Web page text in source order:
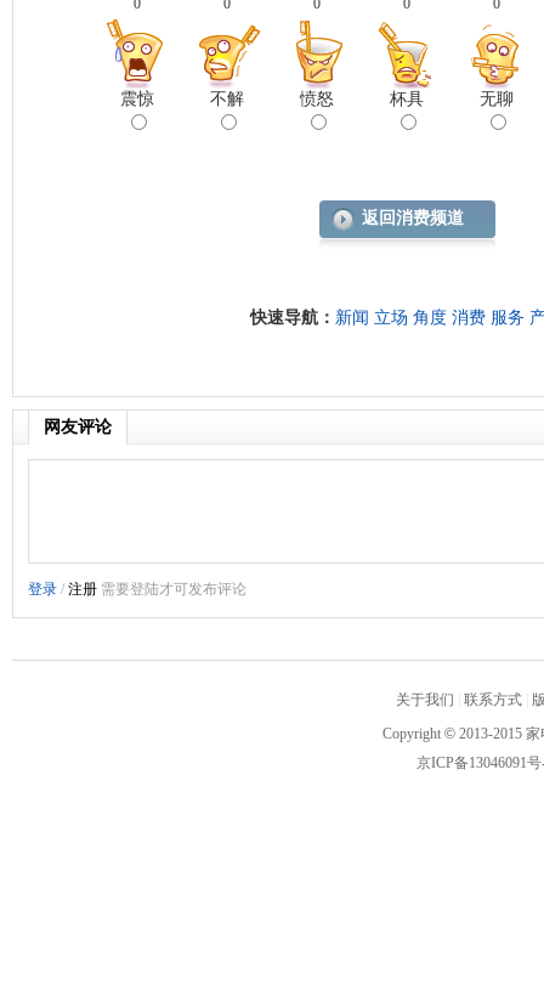
0
震惊
0
不解
0
愤怒
0
杯具
0
无聊
返回消费频道
快速导航： 新闻 立场 角度 消费 服务
网友评论
关于我们 联系方式
Copyright © 2013-2015
京ICP备13046091号